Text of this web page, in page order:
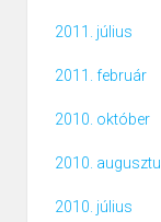
2011. július
2011. február
2010. október
2010.
2010. július